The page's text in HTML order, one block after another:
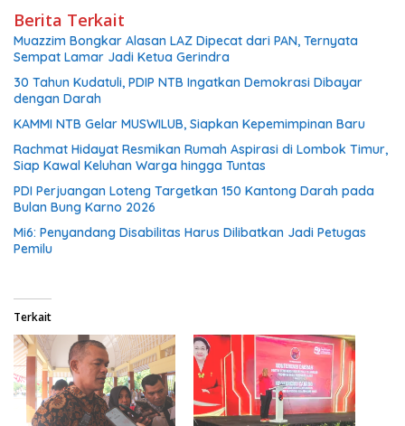
Berita Terkait
Muazzim Bongkar Alasan LAZ Dipecat dari PAN, Ternyata
Sempat Lamar Jadi Ketua Gerindra
30 Tahun Kudatuli, PDIP NTB Ingatkan Demokrasi Dibayar
dengan Darah
KAMMI NTB Gelar MUSWILUB, Siapkan Kepemimpinan Baru
Rachmat Hidayat Resmikan Rumah Aspirasi di Lombok Timur,
Siap Kawal Keluhan Warga hingga Tuntas
PDI Perjuangan Loteng Targetkan 150 Kantong Darah pada
Bulan Bung Karno 2026
Mi6: Penyandang Disabilitas Harus Dilibatkan Jadi Petugas
Pemilu
Terkait